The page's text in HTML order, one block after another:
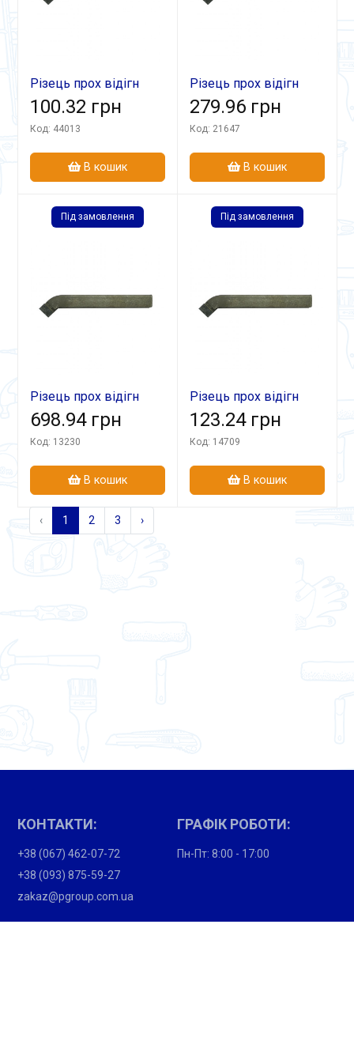
Різець прох відігн
16х12х100 Т15К6 лів
100.32 грн
Код: 44013
В кошик
Різець прох відігн
32х20х170 ВК8 В
279.96 грн
Код: 21647
В кошик
Під замовлення
Різець прох відігн
40х25х200 Т5К10
698.94 грн
Код: 13230
В кошик
Під замовлення
Різець прох відігн
16х12х100 ВК8
123.24 грн
Код: 14709
В кошик
‹ 1 2 3 ›
КОНТАКТИ:
+38 (067) 462-07-72
+38 (093) 875-59-27
zakaz@pgroup.com.ua
ГРАФІК РОБОТИ:
Пн-Пт: 8:00 - 17:00